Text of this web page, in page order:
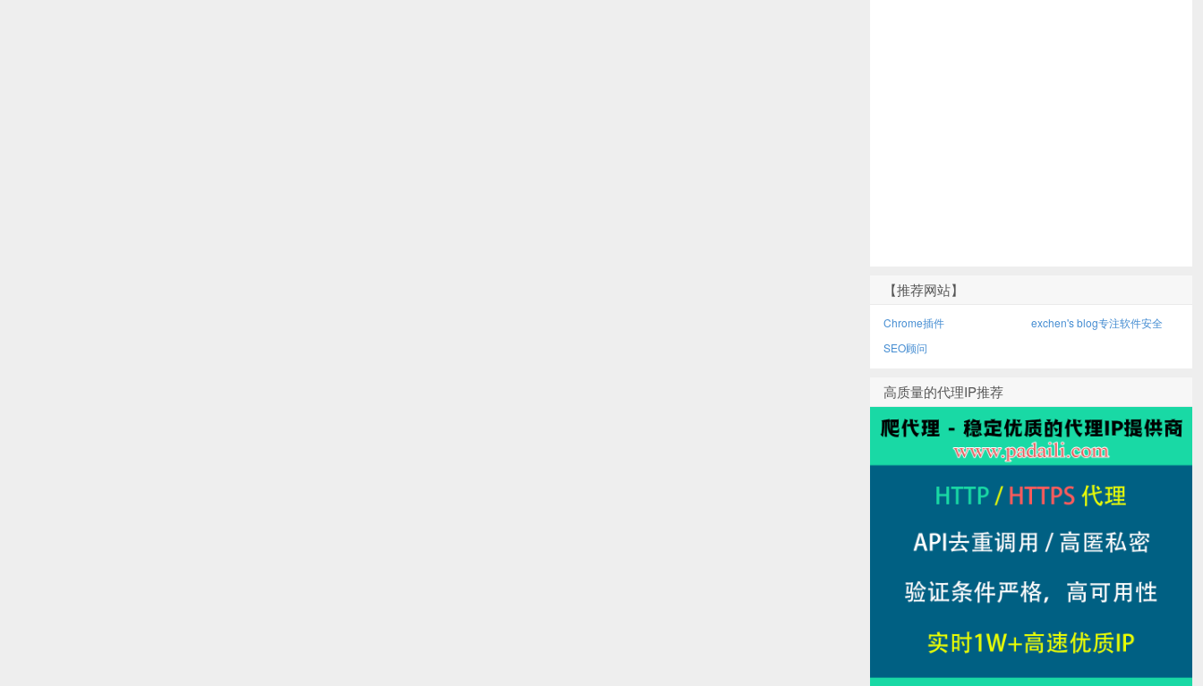
【推荐网站】
Chrome插件
exchen's blog专注软件安全
SEO顾问
高质量的代理IP推荐